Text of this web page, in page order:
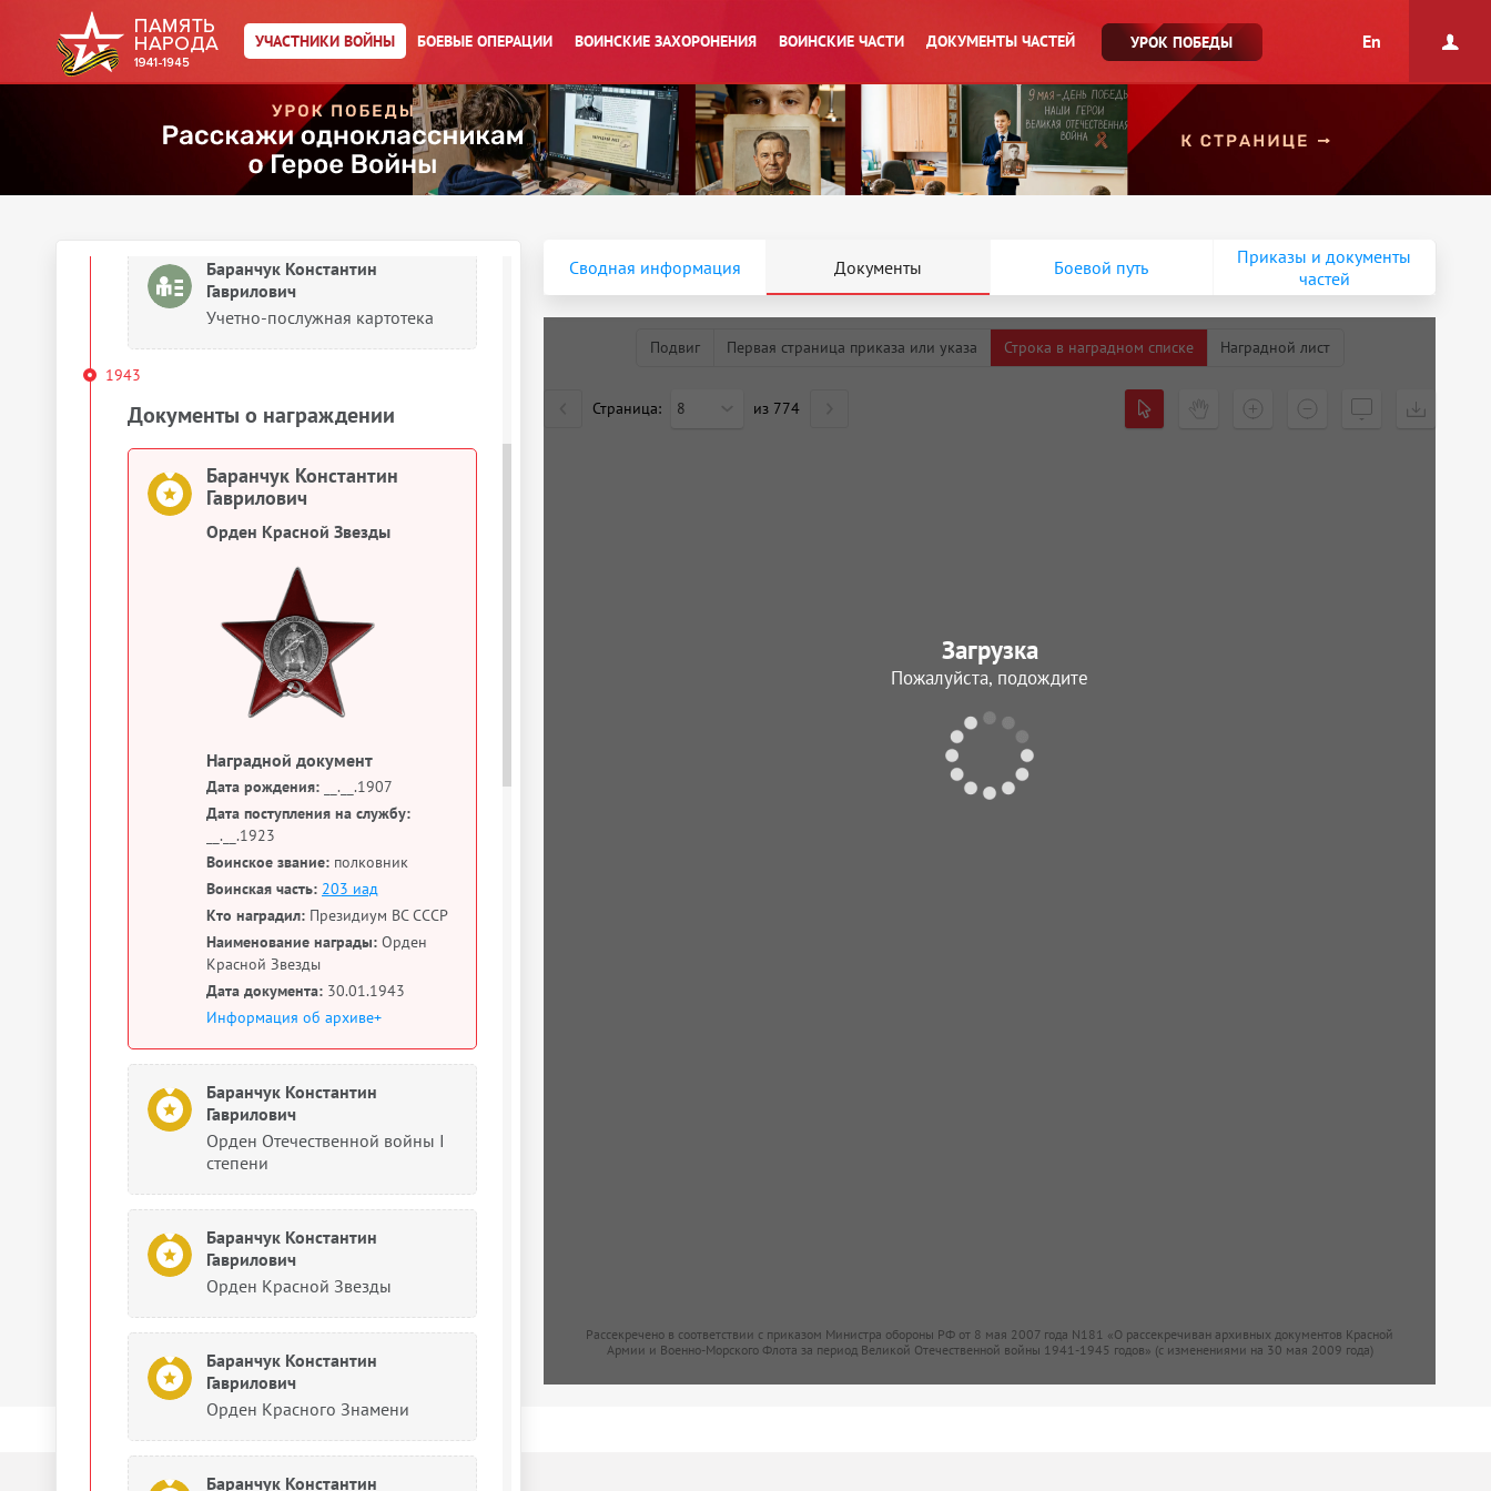
УЧАСТНИКИ ВОЙНЫ БОЕВЫЕ ОПЕРАЦИИ ВОИНСКИЕ ЗАХОРОНЕНИЯ ВОИНСКИЕ ЧАСТИ ДОКУМЕНТЫ ЧАСТЕЙ УРОК ПОБЕДЫ
En
Баранчук Константин
Гаврилович
Учетно-послужная картотека
Баранчук Константин
Гаврилович
Учетно-послужная картотека
1943
Документы о награждении
Баранчук Константин
Гаврилович
Орден Красной Звезды
Наградной документ
Дата рождения: __.__.1907
Дата поступления на службу:
__.__.1923
Воинское звание: полковник
Воинская часть: 203 иад
Кто наградил: Президиум ВС СССР
Наименование награды: Орден
Красной Звезды
Дата документа: 30.01.1943
Информация об архиве+
Баранчук Константин
Гаврилович
Орден Отечественной войны I
степени
Баранчук Константин
Гаврилович
Орден Красной Звезды
Баранчук Константин
Гаврилович
Орден Красного Знамени
Баранчук Константин
Сводная информация Документы Боевой путь
Приказы и документы
частей
Подвиг Первая страница приказа или указа Строка в наградном списке Наградной лист
Страница: 8 из 774
Рассекречено в соответствии с приказом Министра обороны РФ от 8 мая 2007 года N181 «О рассекречиван архивных документов Красной
Армии и Военно-Морского Флота за период Великой Отечественной войны 1941-1945 годов» (с изменениями на 30 мая 2009 года)
Загрузка
Пожалуйста, подождите